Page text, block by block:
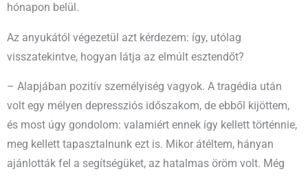
hónapon belül.
Az anyukától végezetül azt kérdezem: így, utólag
visszatekintve, hogyan látja az elmúlt esztendőt?
– Alapjában pozitív személyiség vagyok. A tragédia után
volt egy mélyen depressziós időszakom, de ebből kijöttem,
és most úgy gondolom: valamiért ennek így kellett történnie,
meg kellett tapasztalnunk ezt is. Mikor átéltem, hányan
ajánlották fel a segítségüket, az hatalmas öröm volt. Még